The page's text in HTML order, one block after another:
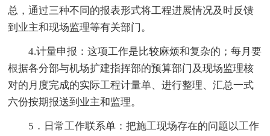
总，通过三种不同的报表形式将工程进展情况及时反馈
到业主和现场监理等有关部门。
4.计量申报：这项工作是比较麻烦和复杂的；每月要
根据各分部与机场扩建指挥部的预算部门及现场监理核
对的月度完成的实际工程计量单、进行整理、汇总一式
六份按期报送到业主和监理。
5．日常工作联系单：把施工现场存在的问题以工作